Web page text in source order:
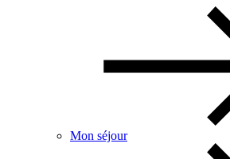
Mon séjour